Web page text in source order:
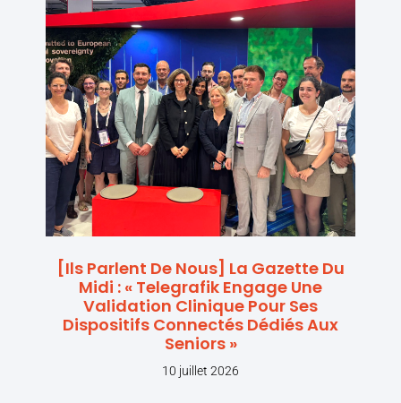
[Ils Parlent De Nous] La Gazette Du
Midi : « Telegrafik Engage Une
Validation Clinique Pour Ses
Dispositifs Connectés Dédiés Aux
Seniors »
10 juillet 2026